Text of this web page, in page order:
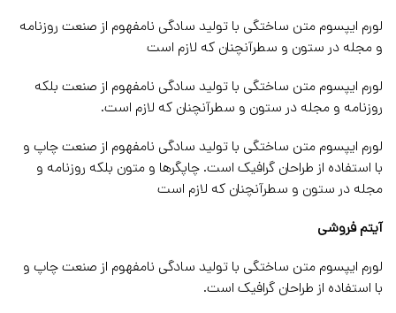
لورم ایپسوم متن ساختگی با تولید سادگی نامفهوم از صنعت روزنامه
و مجله در ستون و سطرآنچنان که لازم است
لورم ایپسوم متن ساختگی با تولید سادگی نامفهوم از صنعت بلکه
روزنامه و مجله در ستون و سطرآنچنان که لازم است.
لورم ایپسوم متن ساختگی با تولید سادگی نامفهوم از صنعت چاپ و
با استفاده از طراحان گرافیک است. چاپگرها و متون بلکه روزنامه و
مجله در ستون و سطرآنچنان که لازم است
آیتم فروشی
لورم ایپسوم متن ساختگی با تولید سادگی نامفهوم از صنعت چاپ و
با استفاده از طراحان گرافیک است.